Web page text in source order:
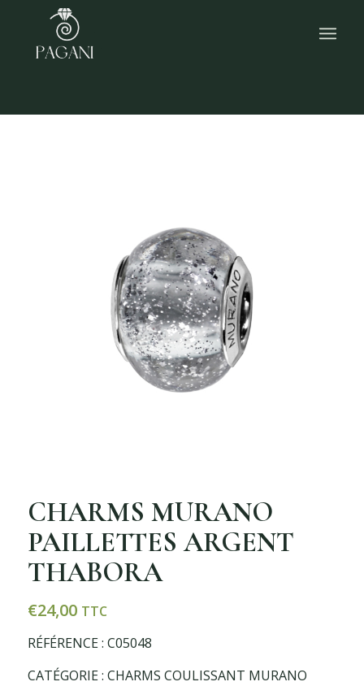
CHARMS MURANO
PAILLETTES ARGENT
THABORA
€24,00 TTC
RÉFÉRENCE : C05048
CATÉGORIE : CHARMS COULISSANT MURANO